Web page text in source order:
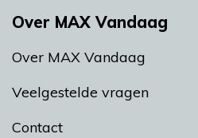
Over MAX Vandaag
Over MAX Vandaag
Veelgestelde vragen
Contact